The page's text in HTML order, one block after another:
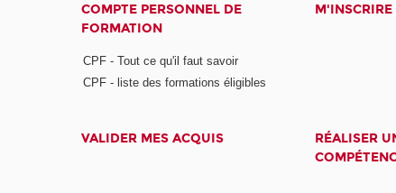
COMPTE PERSONNEL DE
FORMATION
CPF - Tout ce qu'il faut savoir
CPF - liste des formations éligibles
M'INSCRIRE
VALIDER MES ACQUIS
RÉALISER